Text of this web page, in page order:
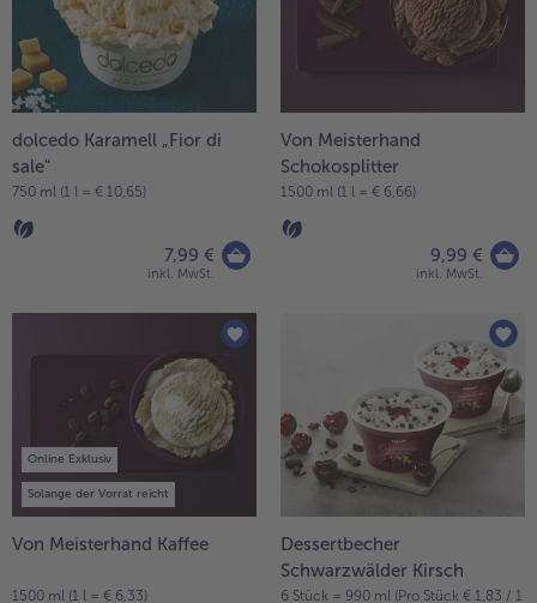
dolcedo Karamell „Fior di
sale"
750 ml (1 l = € 10,65)
7,99 €
inkl. MwSt.
Von Meisterhand
Schokosplitter
1500 ml (1 l = € 6,66)
9,99 €
inkl. MwSt.
Online Exklusiv
Solange der Vorrat reicht
Von Meisterhand Kaffee
1500 ml (1 l = € 6,33)
Dessertbecher
Schwarzwälder Kirsch
6 Stück = 990 ml (Pro Stück € 1,83 / 1